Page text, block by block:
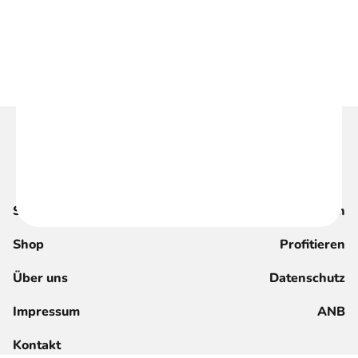
Suche
Magazin
Shop
Profitieren
Über uns
Datenschutz
Impressum
ANB
Kontakt